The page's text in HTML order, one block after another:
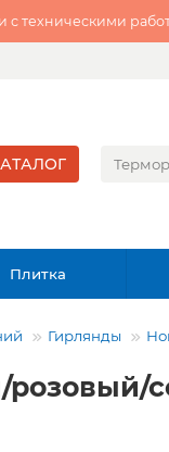
с техническими
Плитка
Гирлянды